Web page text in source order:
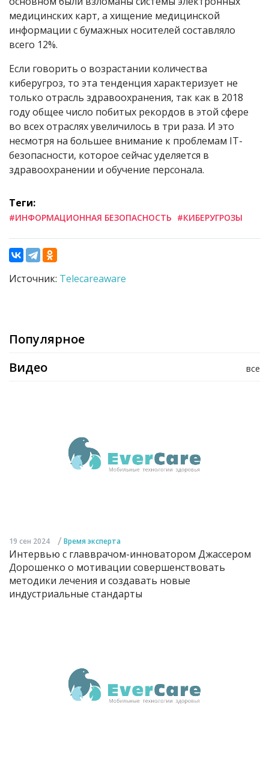
медицинских карт, а хищение медицинской
информации с бумажных носителей составляло
всего 12%.
Если говорить о возрастании количества
киберугроз, то эта тенденция характеризует не
только отрасль здравоохранения, так как в 2018
году общее число побитых рекордов в этой сфере
во всех отраслях увеличилось в три раза. И это
несмотря на большее внимание к проблемам IT-
безопасности, которое сейчас уделяется в
здравоохранении и обучение персонала.
Теги:
#ИНФОРМАЦИОННАЯ БЕЗОПАСНОСТЬ #КИБЕРУГРОЗЫ
Источник: Telecareaware
Популярное
все
Видео
19 сен 2024 / Время эксперта
Интервью с главврачом-инноватором Джассером
Дорошенко о мотивации совершенствовать
методики лечения и создавать новые
индустриальные стандарты